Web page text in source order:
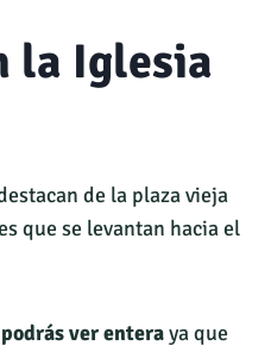
la Iglesia
de la plaza vieja
que se levantan hacia el
ver enteraya que